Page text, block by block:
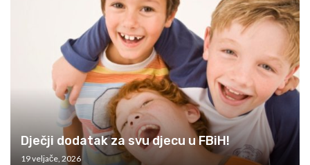
Dječji dodatak za svu djecu u FBiH!
19 veljače, 2026